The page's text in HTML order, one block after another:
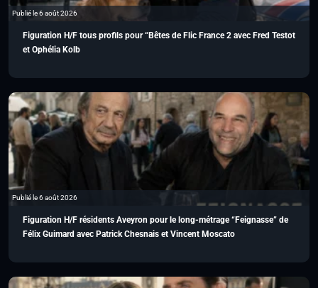
Publié le 6 août 2026
Figuration H/F tous profils pour “Bêtes de Flic France 2 avec Fred Testot
et Ophélia Kolb
Publié le 6 août 2026
Figuration H/F résidents Aveyron pour le long-métrage “Feignasse” de
Félix Guimard avec Patrick Chesnais et Vincent Moscato